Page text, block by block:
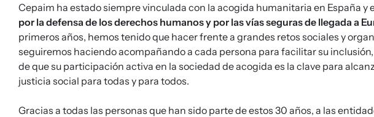
Cepaim ha estado siempre vinculada con la acogida humanitaria en España y
por la defensa de los derechos humanos y por las vías seguras de llegada a
primeros años, hemos tenido que hacer frente a grandes retos sociales y
seguiremos haciendo acompañando a cada persona para facilitar su
de que su participación activa en la sociedad de acogida es la clave para
justicia social para todas y para todos.
Gracias a todas las personas que han sido parte de estos 30 años, a las